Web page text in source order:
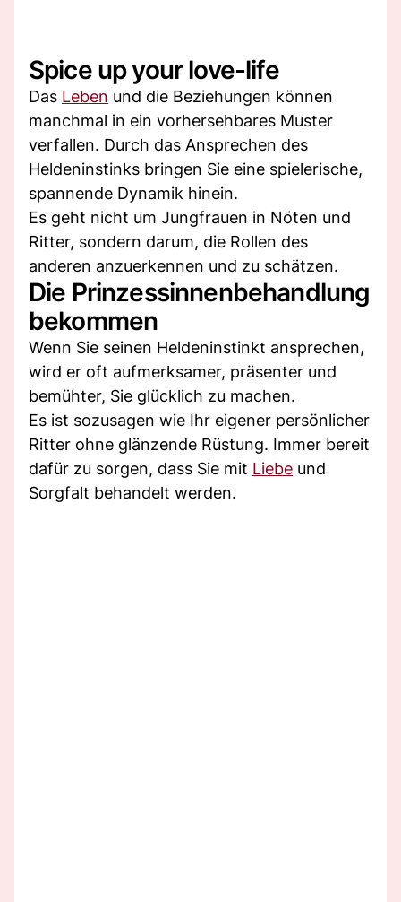
Spice up your love-life
Das Leben und die Beziehungen können
manchmal in ein vorhersehbares Muster
verfallen. Durch das Ansprechen des
Heldeninstinks bringen Sie eine spielerische,
spannende Dynamik hinein.
Es geht nicht um Jungfrauen in Nöten und
Ritter, sondern darum, die Rollen des
anderen anzuerkennen und zu schätzen.
Die Prinzessinnenbehandlung
bekommen
Wenn Sie seinen Heldeninstinkt ansprechen,
wird er oft aufmerksamer, präsenter und
bemühter, Sie glücklich zu machen.
Es ist sozusagen wie Ihr eigener persönlicher
Ritter ohne glänzende Rüstung. Immer bereit
dafür zu sorgen, dass Sie mit Liebe und
Sorgfalt behandelt werden.